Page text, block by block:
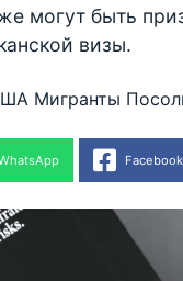
могут быть
визы.
Мигранты
Facebook